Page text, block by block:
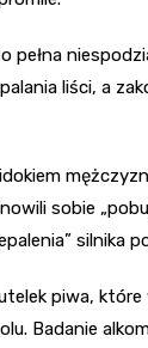
pełna
liści, a
sobie
silnika
piwa,
Badanie